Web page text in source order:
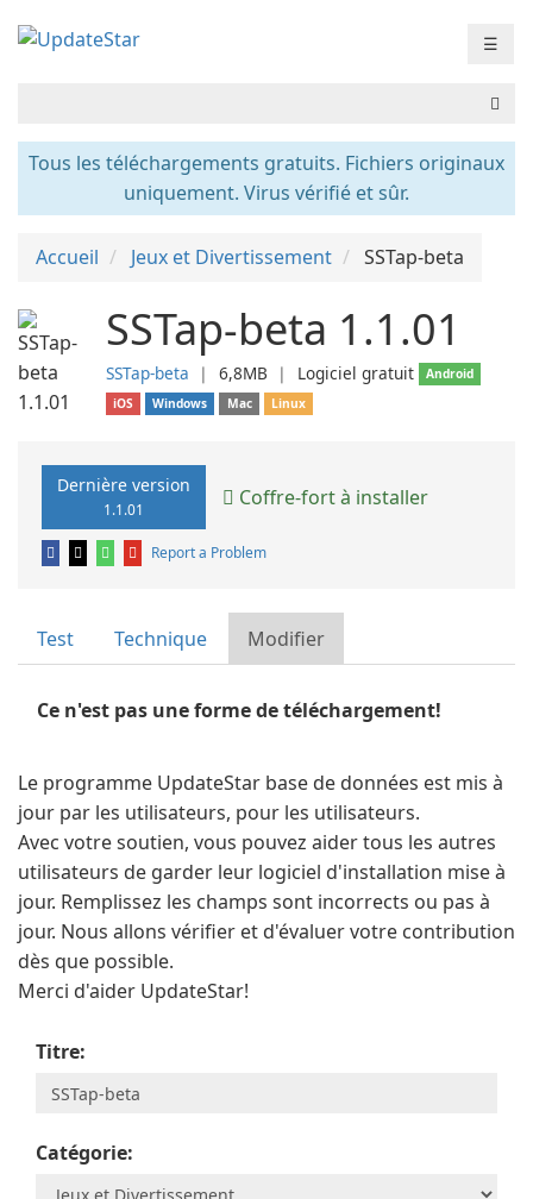
☰
Tous les téléchargements gratuits. Fichiers originaux
uniquement. Virus vérifié et sûr.
Accueil Jeux et Divertissement SSTap-beta
SSTap-beta 1.1.01
SSTap-beta ❘ 6,8MB ❘ Logiciel gratuit
Android
iOS
Windows Mac Linux
Dernière version
1.1.01 Coffre-fort à installer
Report a Problem
Test Technique Modifier
Ce n'est pas une forme de téléchargement!
Le programme UpdateStar base de données est mis à
jour par les utilisateurs, pour les utilisateurs.
Avec votre soutien, vous pouvez aider tous les autres
utilisateurs de garder leur logiciel d'installation mise à
jour. Remplissez les champs sont incorrects ou pas à
jour. Nous allons vérifier et d'évaluer votre contribution
dès que possible.
Merci d'aider UpdateStar!
Titre:
Catégorie: